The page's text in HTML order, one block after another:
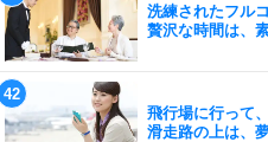
洗練されたフル
贅沢な時間は、
飛行場に行って
滑走路の上は、